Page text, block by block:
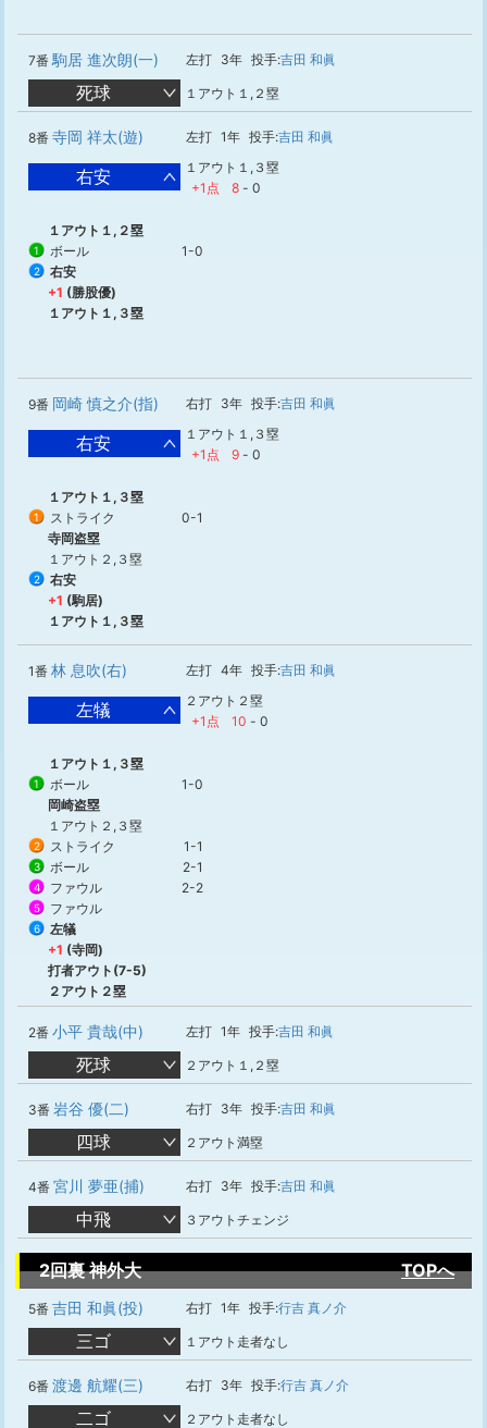
7番駒居 進次朗(一) 左打 3年 投手:吉田 和眞
死球 １アウト１,２塁
8番 寺岡 祥太(遊) 左打 1年 投手:吉田 和眞
右安
１アウト１,３塁
+1点
8 - 0
１アウト１,２塁
1 ボール 1-0
2
右安
+1 (勝股優)
１アウト１,３塁
9番 岡崎 慎之介(指) 右打 3年 投手:吉田 和眞
右安
１アウト１,３塁
+1点
9 - 0
１アウト１,３塁
1 ストライク
0-1
寺岡盗塁
１アウト２,３塁
2
右安
+1 (駒居)
１アウト１,３塁
1番 林 息吹(右) 左打 4年 投手:吉田 和眞
左犠
２アウト２塁
+1点
10 - 0
１アウト１,３塁
1 ボール
1-0
岡崎盗塁
１アウト２,３塁
2 ストライク 1-1
3 ボール 2-1
4 ファウル 2-2
5 ファウル
6
左犠
+1 (寺岡)
打者アウト(7-5)
２アウト２塁
2番 小平 貴哉(中) 左打 1年 投手:吉田 和眞
死球 ２アウト１,２塁
3番 岩谷 優(二) 右打 3年 投手:吉田 和眞
四球 ２アウト満塁
4番 宮川 夢亜(捕) 右打 3年 投手:吉田 和眞
中飛 ３アウトチェンジ
2回裏 神外大 TOPへ
5番 吉田 和眞(投) 右打 1年 投手:行吉 真ノ介
三ゴ １アウト走者なし
6番 渡邊 航耀(三) 右打 3年 投手:行吉 真ノ介
二ゴ ２アウト走者なし